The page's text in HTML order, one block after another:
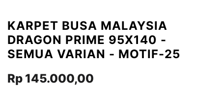
KARPET BUSA MALAYSIA
DRAGON PRIME 95X140 -
SEMUA VARIAN - MOTIF-25
Rp 145.000,00